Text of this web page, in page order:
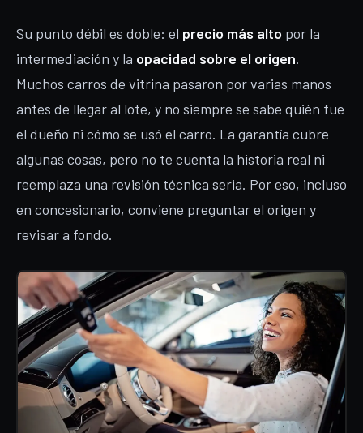
Su punto débil es doble: el precio más alto por la
intermediación y la opacidad sobre el origen.
Muchos carros de vitrina pasaron por varias manos
antes de llegar al lote, y no siempre se sabe quién fue
el dueño ni cómo se usó el carro. La garantía cubre
algunas cosas, pero no te cuenta la historia real ni
reemplaza una revisión técnica seria. Por eso, incluso
en concesionario, conviene preguntar el origen y
revisar a fondo.